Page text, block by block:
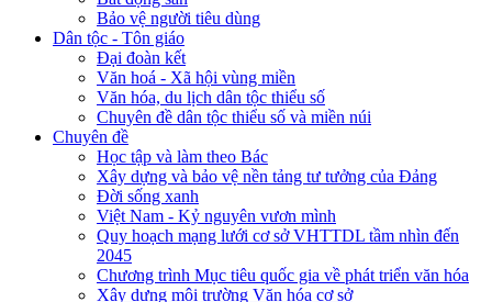
Bảo vệ người tiêu dùng
Dân tộc - Tôn giáo
Đại đoàn kết
Văn hoá - Xã hội vùng miền
Văn hóa, du lịch dân tộc thiểu số
Chuyên đề dân tộc thiểu số và miền núi
Chuyên đề
Học tập và làm theo Bác
Xây dựng và bảo vệ nền tảng tư tưởng của Đảng
Đời sống xanh
Việt Nam - Kỷ nguyên vươn mình
Quy hoạch mạng lưới cơ sở VHTTDL tầm nhìn đến
2045
Chương trình Mục tiêu quốc gia về phát triển văn hóa
Xây dựng môi trường Văn hóa cơ sở